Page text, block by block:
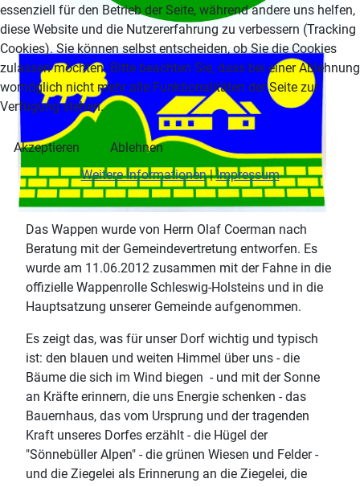
Das Wappen wurde von Herrn Olaf Coerman nach
Beratung mit der Gemeindevertretung entworfen. Es
wurde am 11.06.2012 zusammen mit der Fahne in die
offizielle Wappenrolle Schleswig-Holsteins und in die
Hauptsatzung unserer Gemeinde aufgenommen.
Es zeigt das, was für unser Dorf wichtig und typisch
ist: den blauen und weiten Himmel über uns - die
Bäume die sich im Wind biegen - und mit der Sonne
an Kräfte erinnern, die uns Energie schenken - das
Bauernhaus, das vom Ursprung und der tragenden
Kraft unseres Dorfes erzählt - die Hügel der
"Sönnebüller Alpen" - die grünen Wiesen und Felder -
und die Ziegelei als Erinnerung an die Ziegelei, die
essenziell für den Betrieb der Seite, während andere uns helfen,
diese Website und die Nutzererfahrung zu verbessern (Tracking
Cookies). Sie können selbst entscheiden, ob Sie die Cookies
zulassen möchten. Bitte beachten Sie, dass bei einer Ablehnung
womöglich nicht mehr alle Funktionalitäten der Seite zur
Verfügung stehen.
Akzeptieren
Ablehnen
Weitere Informationen|Impressum